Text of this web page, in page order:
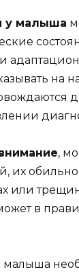
у малыша
,
их
или
в
малыша